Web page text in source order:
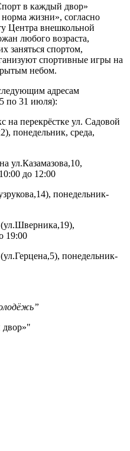
в каждый двор»
жизни», согласно
Центра внешкольной
любого возраста,
заняться спортом,
спортивные игры на
небом.
адресам
по 31 июля):
перекрёстке ул. Садовой
понедельник, среда,
ул.Казамазова,10,
до 12:00
понедельник-
19:00
понедельник-
двор»"